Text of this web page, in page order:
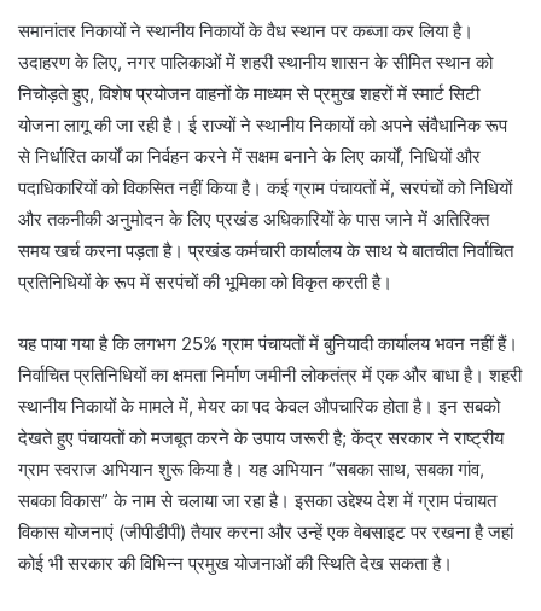
समानांतर निकायों ने स्थानीय निकायों के वैध स्थान पर कब्जा कर लिया है।
उदाहरण के लिए, नगर पालिकाओं में शहरी स्थानीय शासन के सीमित स्थान को
निचोड़ते हुए, विशेष प्रयोजन वाहनों के माध्यम से प्रमुख शहरों में स्मार्ट सिटी
योजना लागू की जा रही है। ई राज्यों ने स्थानीय निकायों को अपने संवैधानिक रूप
से निर्धारित कार्यों का निर्वहन करने में सक्षम बनाने के लिए कार्यों, निधियों और
पदाधिकारियों को विकसित नहीं किया है। कई ग्राम पंचायतों में, सरपंचों को निधियों
और तकनीकी अनुमोदन के लिए प्रखंड अधिकारियों के पास जाने में अतिरिक्त
समय खर्च करना पड़ता है। प्रखंड कर्मचारी कार्यालय के साथ ये बातचीत निर्वाचित
प्रतिनिधियों के रूप में सरपंचों की भूमिका को विकृत करती है।
यह पाया गया है कि लगभग 25% ग्राम पंचायतों में बुनियादी कार्यालय भवन नहीं हैं।
निर्वाचित प्रतिनिधियों का क्षमता निर्माण जमीनी लोकतंत्र में एक और बाधा है। शहरी
स्थानीय निकायों के मामले में, मेयर का पद केवल औपचारिक होता है। इन सबको
देखते हुए पंचायतों को मजबूत करने के उपाय जरूरी है; केंद्र सरकार ने राष्ट्रीय
ग्राम स्वराज अभियान शुरू किया है। यह अभियान “सबका साथ, सबका गांव,
सबका विकास” के नाम से चलाया जा रहा है। इसका उद्देश्य देश में ग्राम पंचायत
विकास योजनाएं (जीपीडीपी) तैयार करना और उन्हें एक वेबसाइट पर रखना है जहां
कोई भी सरकार की विभिन्न प्रमुख योजनाओं की स्थिति देख सकता है।